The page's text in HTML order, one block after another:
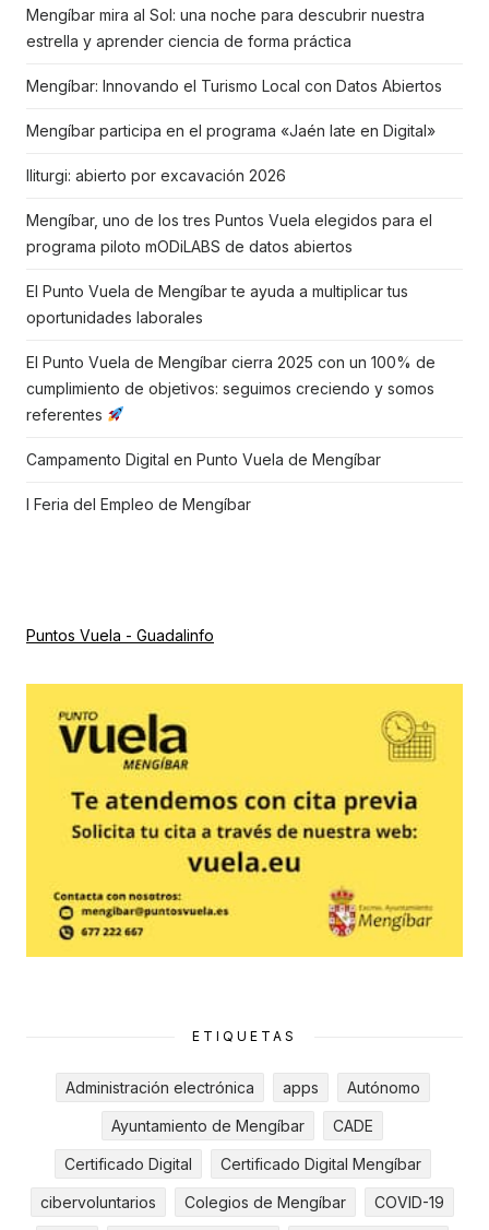
Mengíbar mira al Sol: una noche para descubrir nuestra
estrella y aprender ciencia de forma práctica
Mengíbar: Innovando el Turismo Local con Datos Abiertos
Mengíbar participa en el programa «Jaén late en Digital»
Iliturgi: abierto por excavación 2026
Mengíbar, uno de los tres Puntos Vuela elegidos para el
programa piloto mODiLABS de datos abiertos
El Punto Vuela de Mengíbar te ayuda a multiplicar tus
oportunidades laborales
El Punto Vuela de Mengíbar cierra 2025 con un 100% de
cumplimiento de objetivos: seguimos creciendo y somos
referentes
Campamento Digital en Punto Vuela de Mengíbar
I Feria del Empleo de Mengíbar
Puntos Vuela - Guadalinfo
ETIQUETAS
Administración electrónica apps Autónomo
Ayuntamiento de Mengíbar CADE
Certificado Digital Certificado Digital Mengíbar
cibervoluntarios Colegios de Mengíbar COVID-19